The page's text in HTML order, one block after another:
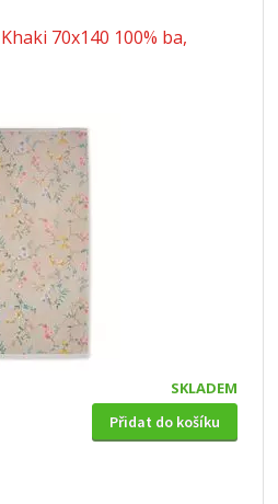
70x140 100% ba,
SKLADEM
Přidat do košíku